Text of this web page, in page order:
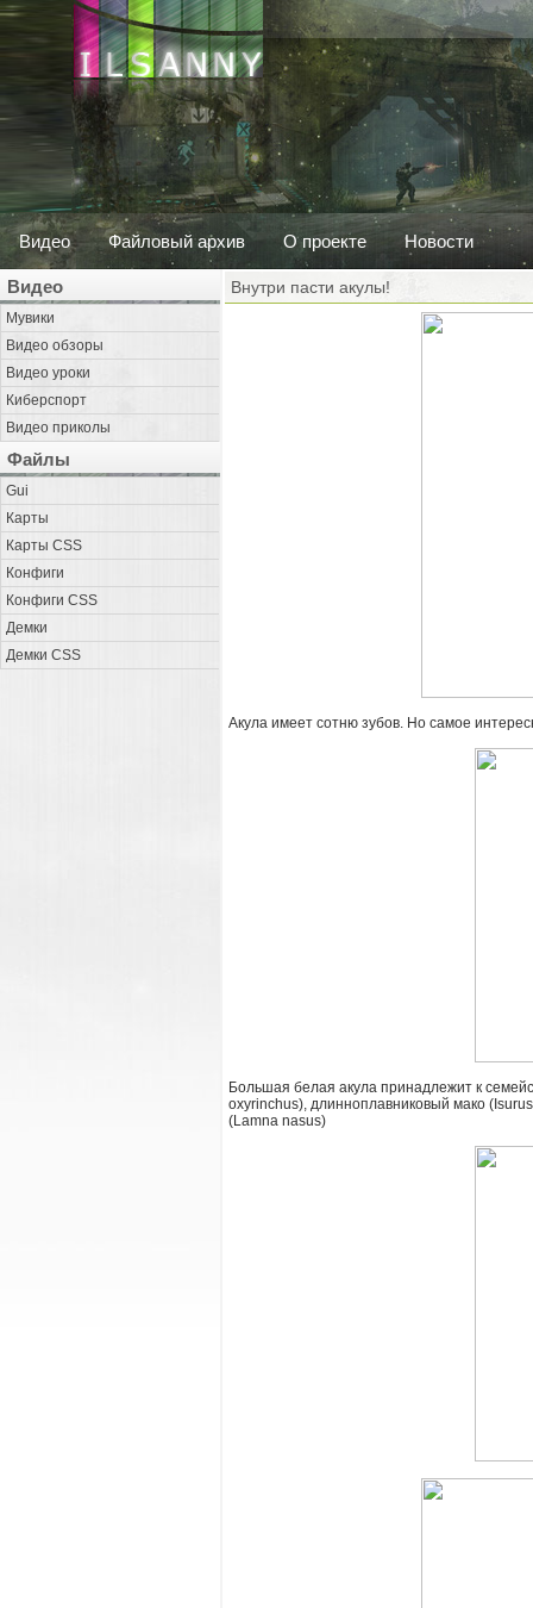
Видео Файловый архив О проекте Новости
Видео
Мувики
Видео обзоры
Видео уроки
Киберспорт
Видео приколы
Файлы
Gui
Карты
Карты CSS
Конфиги
Конфиги CSS
Демки
Демки CSS
Внутри пасти акулы!
Акула имеет сотню зубов. Но самое
Большая белая акула принадлежит к
oxyrinchus), длинноплавниковый мако
(Lamna nasus)